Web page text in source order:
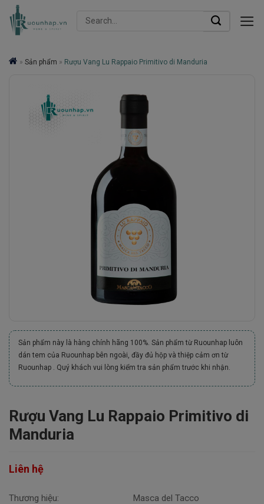
Skip
Search
» Sản phẩm » Rượu Vang Lu Rappaio Primitivo di Manduria
Sản phẩm này là hàng chính hãng 100%. Sản phẩm từ Ruounhap luôn
dán tem của Ruounhap bên ngoài, đầy đủ hộp và thiệp cảm ơn từ
Ruounhap . Quý khách vui lòng kiểm tra sản phẩm trước khi nhận.
Rượu Vang Lu Rappaio Primitivo di
Manduria
Liên hệ
Thương hiệu:
Masca del Tacco